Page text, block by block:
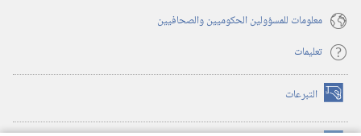
معلومات للمسؤولين الحكوميين والصحافيين
تعليمات
التبرعات (يفتح
نافذة